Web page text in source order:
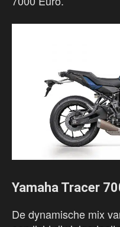
Yamaha Tracer
De dynamische mix